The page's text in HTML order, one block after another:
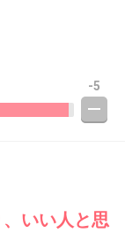
-5
いい人と思